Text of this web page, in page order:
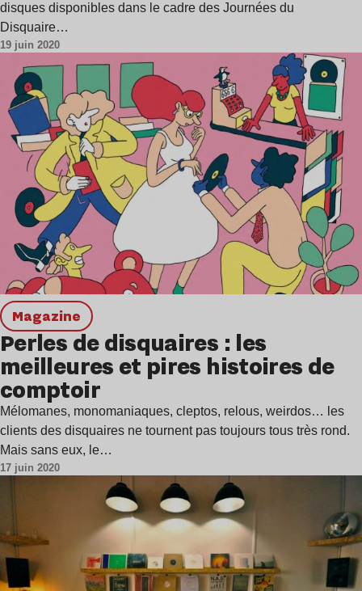
disques disponibles dans le cadre des Journées du
Disquaire…
19 juin 2020
magazine
Perles de disquaires : les
meilleures et pires histoires de
comptoir
Mélomanes, monomaniaques, cleptos, relous, weirdos… les
clients des disquaires ne tournent pas toujours tous très rond.
Mais sans eux, le…
17 juin 2020